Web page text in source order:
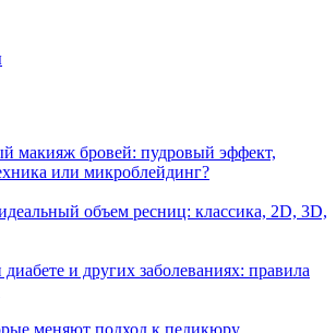
макияж бровей: пудровый эффект,
или микроблейдинг?
объем ресниц: классика, 2D, 3D,
и других заболеваниях: правила
меняют подход к педикюру